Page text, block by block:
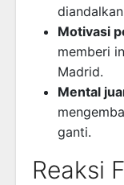
Motivasi
memberi
Madrid.
Mental
ganti.
Reaksi